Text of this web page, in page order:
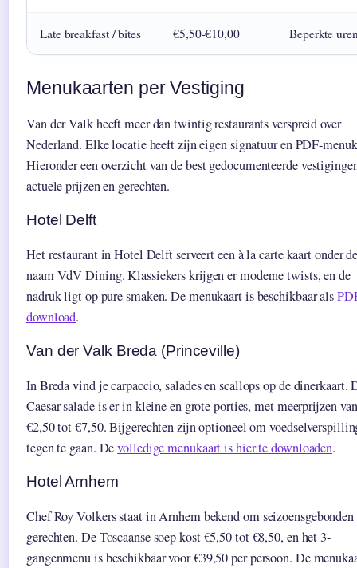
Late breakfast / bites €5,50-€10,00 Beperkte
Menukaarten per Vestiging
Van der Valk heeft meer dan twintig restaurants verspreid over
Nederland. Elke locatie heeft zijn eigen signatuur en PDF-
Hieronder een overzicht van de best gedocumenteerde
actuele prijzen en gerechten.
Hotel Delft
Het restaurant in Hotel Delft serveert een à la carte kaart onder
naam VdV Dining. Klassiekers krijgen er moderne twists, en de
nadruk ligt op pure smaken. De menukaart is beschikbaar als
download.
Van der Valk Breda (Princeville)
In Breda vind je carpaccio, salades en scallops op de dinerkaart.
Caesar-salade is er in kleine en grote porties, met meerprijzen
€2,50 tot €7,50. Bijgerechten zijn optioneel om
tegen te gaan. Devolledige menukaart is hier te downloaden.
Hotel Arnhem
Chef Roy Volkers staat in Arnhem bekend om seizoensgebonden
gerechten. De Toscaanse soep kost €5,50 tot €8,50, en het 3-
gangenmenu is beschikbaar voor €39,50 per persoon. De